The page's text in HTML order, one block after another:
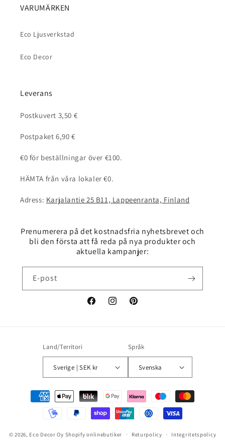
VARUMÄRKEN
Eco Ljusverkstad
Eco Decor
Leverans
Postkuvert 3,50 €
Postpaket 6,90 €
€0 för beställningar över €100.
HÄMTA från våra lokaler €0.
Adress: Karjalantie 25 B11, Lappeenranta, Finland
Prenumerera på det kostnadsfria nyhetsbrevet och
bli den första att få reda på nya produkter och
aktuella kampanjer:
E-post
FacebookInstagramPinterest
Land/Territori
Sverige | SEK kr
Språk
Svenska
Betalningsmetoder
© 2026, Eco Decor Oy Shopify onlinebutiker Returpolicy Integritetspolicy